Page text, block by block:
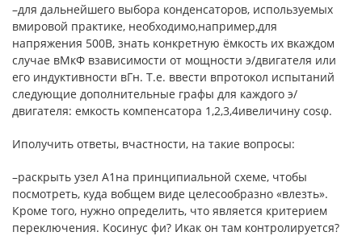
–для дальнейшего выбора конденсаторов, используемых
вмировой практике, необходимо,например,для
напряжения 500В, знать конкретную ёмкость их вкаждом
случае вМкФ взависимости от мощности э/двигателя или
его индуктивности вГн. Т.е. ввести впротокол испытаний
следующие дополнительные графы для каждого э/
двигателя: емкость компенсатора 1,2,3,4ивеличину cosφ.
Иполучить ответы, вчастности, на такие вопросы:
–раскрыть узел А1на принципиальной схеме, чтобы
посмотреть, куда вобщем виде целесообразно «влезть».
Кроме того, нужно определить, что является критерием
переключения. Косинус фи? Икак он там контролируется?